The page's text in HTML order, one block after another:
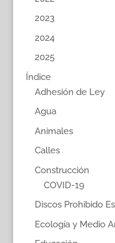
2023
2024
2025
Índice
Adhesión de Ley
Agua
Animales
Calles
Construcción
COVID-19
Discos Prohibido
Ecología y Medio